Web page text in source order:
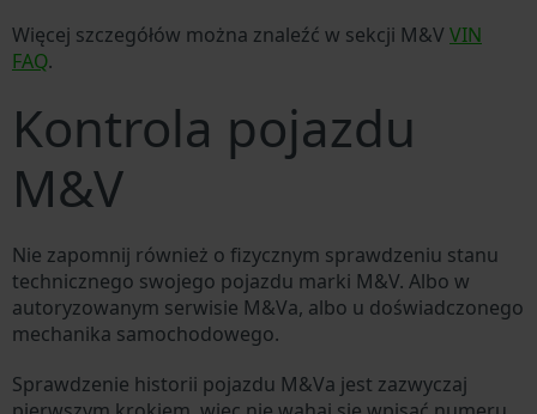
Więcej szczegółów można znaleźć w sekcji M&V VIN
FAQ.
Kontrola pojazdu
M&V
Nie zapomnij również o fizycznym sprawdzeniu stanu
technicznego swojego pojazdu marki M&V. Albo w
autoryzowanym serwisie M&Va, albo u doświadczonego
mechanika samochodowego.
Sprawdzenie historii pojazdu M&Va jest zazwyczaj